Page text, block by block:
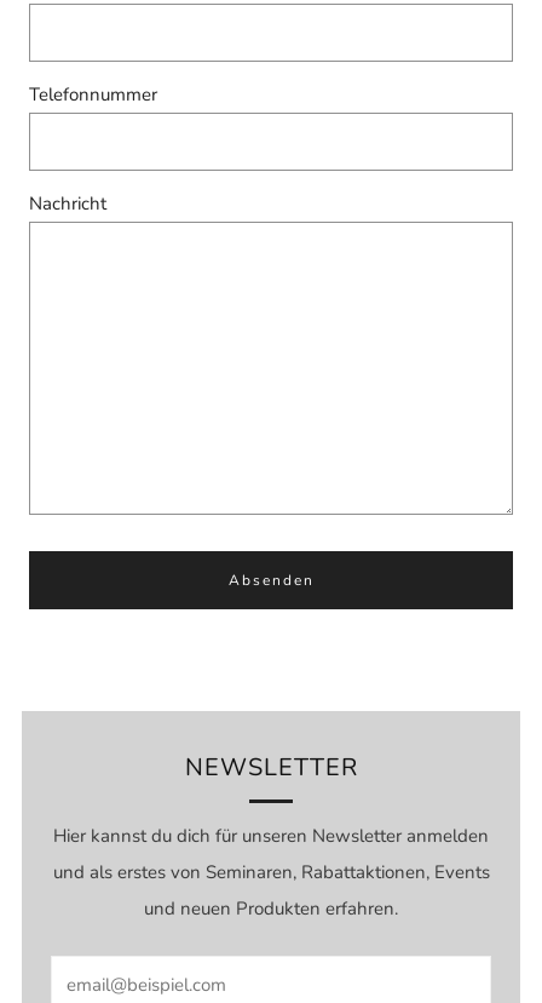
Telefonnummer
Nachricht
NEWSLETTER
Hier kannst du dich für unseren Newsletter anmelden
und als erstes von Seminaren, Rabattaktionen, Events
und neuen Produkten erfahren.